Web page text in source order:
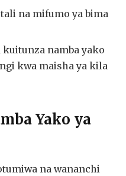
na mifumo ya bima
namba yako
kwa maisha ya kila
Yako ya
na wananchi